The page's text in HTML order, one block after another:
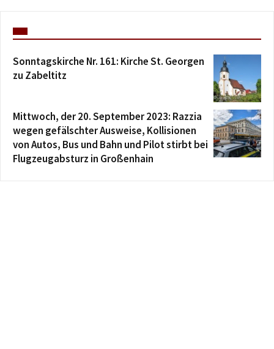
Sonntagskirche Nr. 161: Kirche St. Georgen
zu Zabeltitz
Mittwoch, der 20. September 2023: Razzia
wegen gefälschter Ausweise, Kollisionen
von Autos, Bus und Bahn und Pilot stirbt bei
Flugzeugabsturz in Großenhain